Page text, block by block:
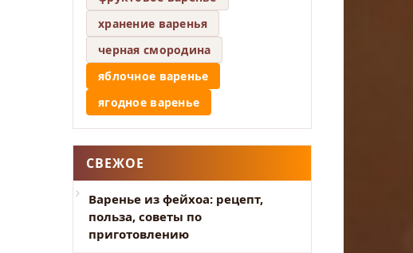
хранение варенья
черная смородина
яблочное варенье
ягодное варенье
СВЕЖОЕ
Варенье из фейхоа: рецепт,
польза, советы по
приготовлению